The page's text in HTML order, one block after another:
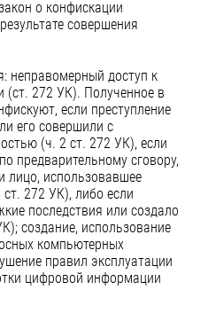
о конфискации
совершения
неправомерный доступ к
272 УК). Полученное в
если преступление
его совершили с
(ч. 2 ст. 272 УК), если
предварительному сговору,
лицо, использовавшее
272 УК), либо если
последствия или создало
создание, использование
компьютерных
правил эксплуатации
цифровой информации